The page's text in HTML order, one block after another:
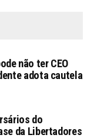
não ter CEO
adota cautela
do
da Libertadores